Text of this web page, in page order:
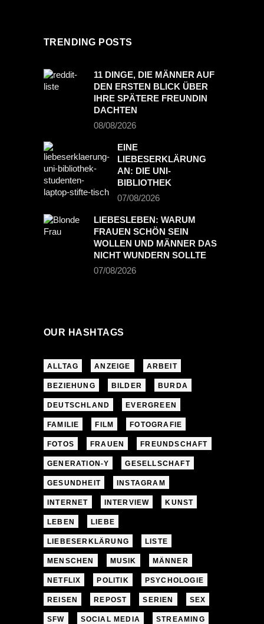
TRENDING POSTS
11 DINGE, DIE MÄNNER AUF
DEN ERSTEN BLICK ÜBER
IHRE SPÄTERE FREUNDIN
DACHTEN
08/08/2026
EINE
LIEBESERKLÄRUNG
AN: DIE UNI-
BIBLIOTHEK
07/08/2026
LIEBESLEBEN: WARUM
FRAUEN SCHÖN SEIN
WOLLEN UND MÄNNER DAS
NICHT WUNDERN SOLLTE
07/08/2026
OUR HASHTAGS
ALLTAG ANZEIGE ARBEIT
BEZIEHUNG BILDER BURDA
DEUTSCHLAND EVERGREEN
FAMILIE FILM FOTOGRAFIE
FOTOS FRAUEN FREUNDSCHAFT
GENERATION-Y GESELLSCHAFT
GESUNDHEIT INSTAGRAM
INTERNET INTERVIEW KUNST
LEBEN LIEBE
LIEBESERKLÄRUNG LISTE
MENSCHEN MUSIK MÄNNER
NETFLIX POLITIK PSYCHOLOGIE
REISEN REPOST SERIEN SEX
SFW SOCIAL MEDIA STREAMING